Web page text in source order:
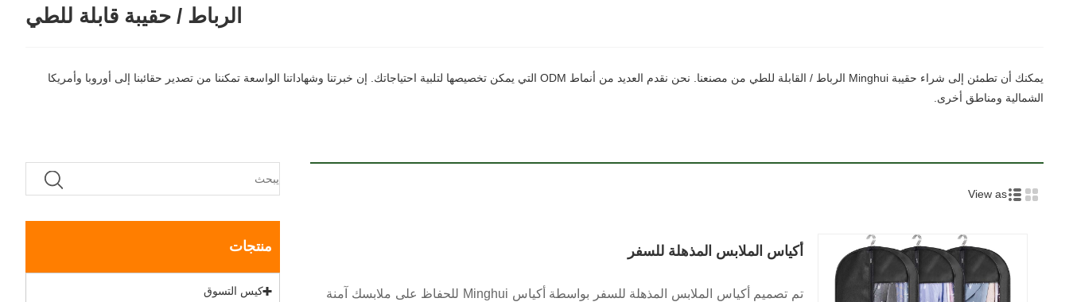
الرباط / حقيبة قابلة للطي
يمكنك أن تطمئن إلى شراء حقيبة Minghui الرباط / القابلة للطي من مصنعنا. نحن نقدم العديد من أنماط ODM التي يمكن تخصيصها لتلبية احتياجاتك. إن خبرتنا وشهاداتنا الواسعة تمكننا من تصدير حقائبنا إلى أوروبا وأمريكا
الشمالية ومناطق أخرى.
منتجات
كيس التسوق
View as
أكياس الملابس المذهلة للسفر
تم تصميم أكياس الملابس المذهلة للسفر بواسطة أكياس Minghui للحفاظ على ملابسك آمنة